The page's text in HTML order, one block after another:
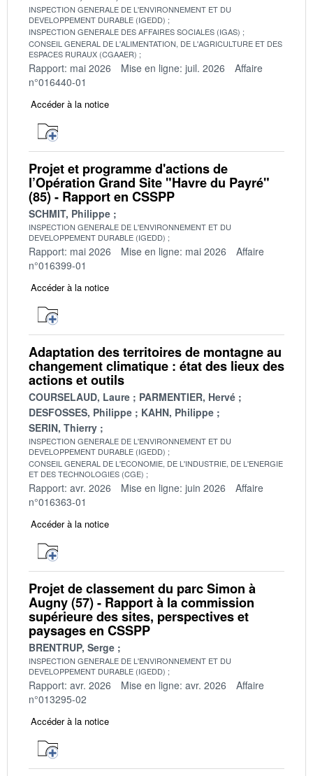
INSPECTION GENERALE DE L'ENVIRONNEMENT ET DU
DEVELOPPEMENT DURABLE (IGEDD)
INSPECTION GENERALE DES AFFAIRES SOCIALES (IGAS)
CONSEIL GENERAL DE L'ALIMENTATION, DE L'AGRICULTURE ET DES
ESPACES RURAUX (CGAAER)
Rapport: mai 2026 Mise en ligne: juil. 2026
Affaire
n°016440-01
Accéder à la notice
Projet et programme d'actions de
l’Opération Grand Site "Havre du Payré"
(85) - Rapport en CSSPP
SCHMIT, Philippe
INSPECTION GENERALE DE L'ENVIRONNEMENT ET DU
DEVELOPPEMENT DURABLE (IGEDD)
Rapport: mai 2026 Mise en ligne: mai 2026
Affaire
n°016399-01
Accéder à la notice
Adaptation des territoires de montagne au
changement climatique : état des lieux des
actions et outils
COURSELAUD, Laure
PARMENTIER, Hervé
DESFOSSES, Philippe
KAHN, Philippe
SERIN, Thierry
INSPECTION GENERALE DE L'ENVIRONNEMENT ET DU
DEVELOPPEMENT DURABLE (IGEDD)
CONSEIL GENERAL DE L'ECONOMIE, DE L'INDUSTRIE, DE L'ENERGIE
ET DES TECHNOLOGIES (CGE)
Rapport: avr. 2026 Mise en ligne: juin 2026
Affaire
n°016363-01
Accéder à la notice
Projet de classement du parc Simon à
Augny (57) - Rapport à la commission
supérieure des sites, perspectives et
paysages en CSSPP
BRENTRUP, Serge
INSPECTION GENERALE DE L'ENVIRONNEMENT ET DU
DEVELOPPEMENT DURABLE (IGEDD)
Rapport: avr. 2026 Mise en ligne: avr. 2026
Affaire
n°013295-02
Accéder à la notice